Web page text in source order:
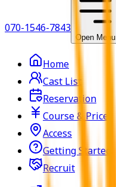
070-1546-7843
Open Menu
Home
Cast List
Reservation
Course & Price
Access
Getting Started
Recruit